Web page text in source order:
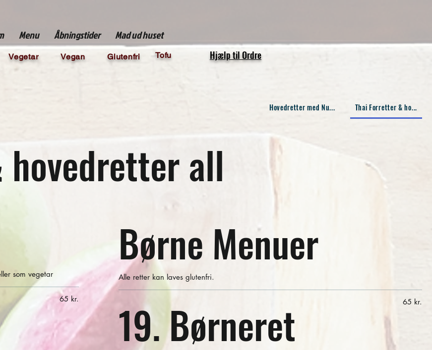
Menu Åbningstider Mad ud huset
Vegan Glutenfri Tofu Hjælp til Ordre
Vegetar
all
som vegetar
65 kr.
Børne Menuer
Alle retter kan laves glutenfri.
19. Børneret
65 kr.
Hovedretter med Nu... Thai Forretter & ho...